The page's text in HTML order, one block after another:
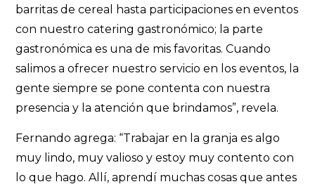
barritas de cereal hasta participaciones en eventos
con nuestro catering gastronómico; la parte
gastronómica es una de mis favoritas. Cuando
salimos a ofrecer nuestro servicio en los eventos, la
gente siempre se pone contenta con nuestra
presencia y la atención que brindamos”, revela.
Fernando agrega: “Trabajar en la granja es algo
muy lindo, muy valioso y estoy muy contento con
lo que hago. Allí, aprendí muchas cosas que antes